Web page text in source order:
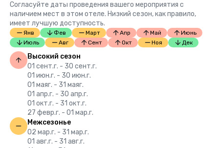
Согласуйте даты проведения вашего мероприятия с
наличием мест в этом отеле. Низкий сезон, как правило,
имеет лучшую доступность.
Янв Фев Март Апр Май
Июнь
Июль
Авг Сент Окт Ноя Дек
Высокий сезон
01 сент.г. - 30 сент.г.
01 июн.г. - 30 июн.г.
01 маяг. - 31 маяг.
01 апр.г. - 30 апр.г.
01 окт.г. - 31 окт.г.
27 февр.г. - 01 мар.г.
Межсезонье
02 мар.г. - 31 мар.г.
01 авг.г. - 31 авг.г.